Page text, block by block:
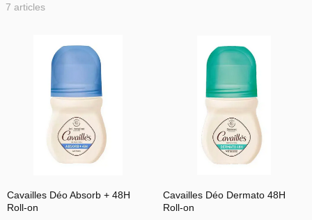
7 articles
Cavailles Déo Absorb + 48H
Roll-on
Cavailles Déo Dermato 48H
Roll-on